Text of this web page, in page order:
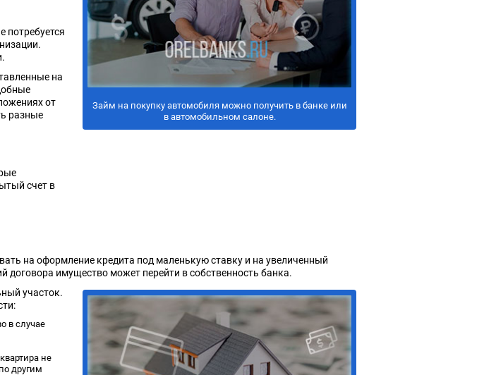
Займ на покупку автомобиля можно получить в банке или
в автомобильном салоне.
потребуется
на
от
разные
счет в
на оформление кредита под маленькую ставку и на увеличенный
имущество может перейти в собственность банка.
участок.
в случае
не
другим